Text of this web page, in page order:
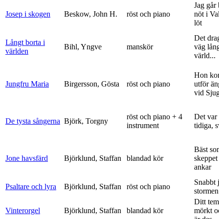
Josep i skogen Beskow, John H. röst och piano
Jag går
nöt i
löt
Långt borta i
världen
Bihl, Yngve manskör
Det
väg
värld...
Jungfru Maria Birgersson, Gösta röst och piano
Hon
utför
vid
De tysta sångerna Björk, Torgny
röst och piano + 4
instrument
Det var
tidiga,
Jone havsfärd Björklund, Staffan blandad kör
Bäst
ankar
Psaltare och lyra Björklund, Staffan röst och piano
Snabbt
Vinterorgel Björklund, Staffan blandad kör
Ditt
mörkt